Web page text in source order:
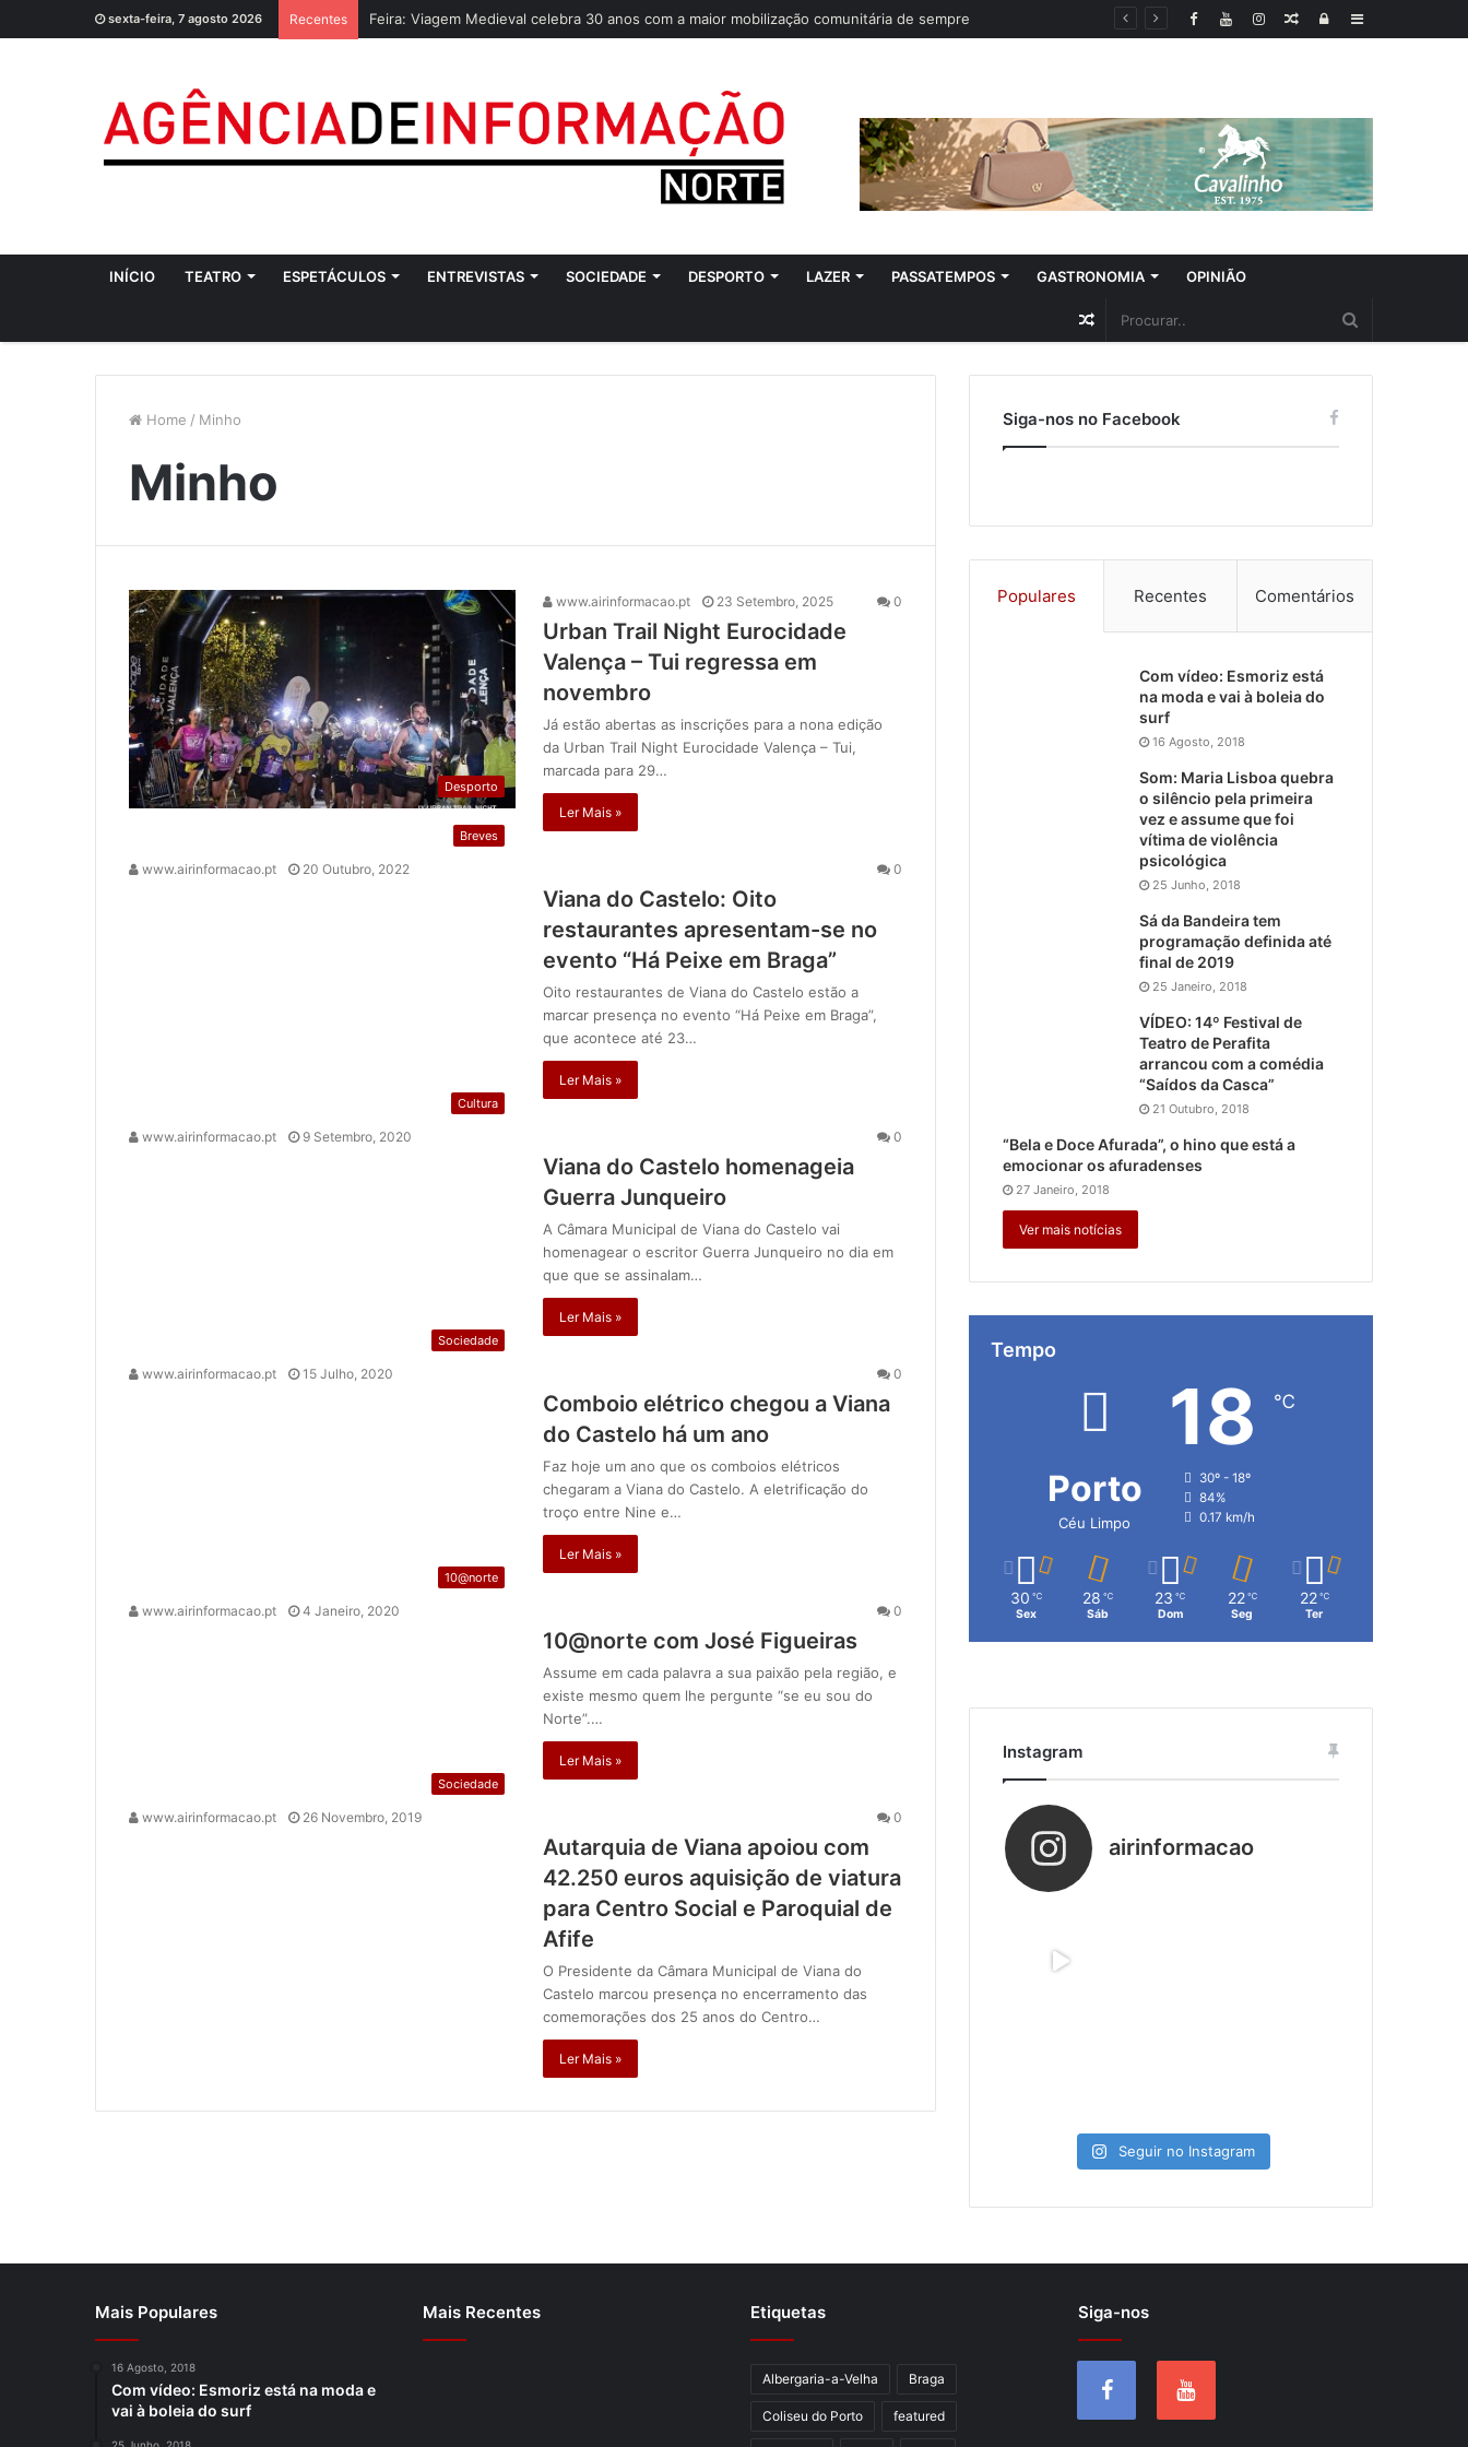
sexta-feira, 7 agosto 2026 Recentes Feira: Viagem Medieval celebra 30 anos com a maior mobilização comunitária de sempre Sidebar
Log
Random
INÍCIO TEATRO ESPETÁCULOS ENTREVISTAS SOCIEDADE DESPORTO LAZER PASSATEMPOS GASTRONOMIA OPINIÃO
Random
Home / Minho
Minho
Desporto
www.airinformacao.pt 23 Setembro, 2025 0
Urban Trail Night Eurocidade
Valença – Tui regressa em
novembro
Já estão abertas as inscrições para a nona edição
da Urban Trail Night Eurocidade Valença – Tui,
marcada para 29…
Ler Mais »
Breves
www.airinformacao.pt 20 Outubro, 2022 0
Viana do Castelo: Oito
restaurantes apresentam-se no
evento “Há Peixe em Braga”
Oito restaurantes de Viana do Castelo estão a
marcar presença no evento “Há Peixe em Braga”,
que acontece até 23…
Ler Mais »
Cultura
www.airinformacao.pt 9 Setembro, 2020 0
Viana do Castelo homenageia
Guerra Junqueiro
A Câmara Municipal de Viana do Castelo vai
homenagear o escritor Guerra Junqueiro no dia em
que que se assinalam…
Ler Mais »
Sociedade
www.airinformacao.pt 15 Julho, 2020 0
Comboio elétrico chegou a Viana
do Castelo há um ano
Faz hoje um ano que os comboios elétricos
chegaram a Viana do Castelo. A eletrificação do
troço entre Nine e…
Ler Mais »
10@norte
www.airinformacao.pt 4 Janeiro, 2020 0
10@norte com José Figueiras
Assume em cada palavra a sua paixão pela região, e
existe mesmo quem lhe pergunte “se eu sou do
Norte”.…
Ler Mais »
Sociedade
www.airinformacao.pt 26 Novembro, 2019 0
Autarquia de Viana apoiou com
42.250 euros aquisição de viatura
para Centro Social e Paroquial de
Afife
O Presidente da Câmara Municipal de Viana do
Castelo marcou presença no encerramento das
comemorações dos 25 anos do Centro…
Ler Mais »
Siga-nos no Facebook
Populares Recentes Comentários
Com vídeo: Esmoriz está
na moda e vai à boleia do
surf
16 Agosto, 2018
Som: Maria Lisboa quebra
o silêncio pela primeira
vez e assume que foi
vítima de violência
psicológica
25 Junho, 2018
Sá da Bandeira tem
programação definida até
final de 2019
25 Janeiro, 2018
VÍDEO: 14º Festival de
Teatro de Perafita
arrancou com a comédia
“Saídos da Casca”
21 Outubro, 2018
“Bela e Doce Afurada”, o hino que está a
emocionar os afuradenses
27 Janeiro, 2018
Ver mais notícias
Tempo
Porto
Céu Limpo
18 ℃
30º - 18º
84%
0.17 km/h
30 ℃
Sex
28 ℃
Sáb
23 ℃
Dom
22 ℃
Seg
22 ℃
Ter
Instagram
airinformacao
Seguir no Instagram
Mais Populares
16 Agosto, 2018
Com vídeo: Esmoriz está na moda e
vai à boleia do surf
Mais Recentes Etiquetas
Albergaria-a-Velha Braga
Coliseu do Porto featured
Siga-nos